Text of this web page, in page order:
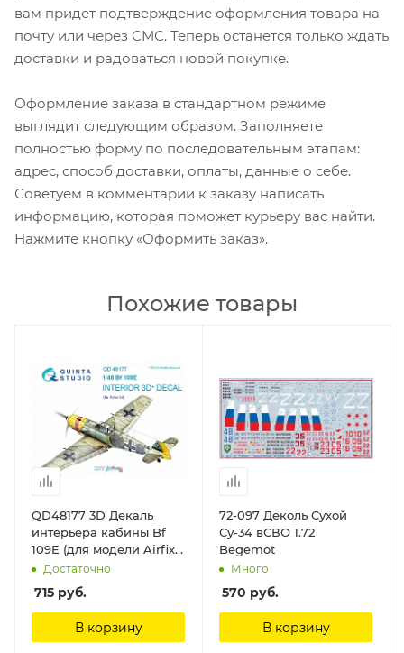
вам придет подтверждение оформления товара на
почту или через СМС. Теперь останется только ждать
доставки и радоваться новой покупке.
Оформление заказа в стандартном режиме
выглядит следующим образом. Заполняете
полностью форму по последовательным этапам:
адрес, способ доставки, оплаты, данные о себе.
Советуем в комментарии к заказу написать
информацию, которая поможет курьеру вас найти.
Нажмите кнопку «Оформить заказ».
Похожие товары
QD48177 3D Декаль
интерьера кабины Bf
109E (для модели Airfix)
Quinta Studio
Достаточно
715 руб.
В корзину
72-097 Деколь Сухой
Су-34 вСВО 1.72
Begemot
Много
570 руб.
В корзину